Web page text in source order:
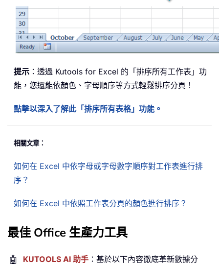
提示 ：透過 Kutools for Excel 的「排序所有工作表」功
能，您還能依顏色、字母順序等方式輕鬆排序分頁！
點擊以深入了解此「排序所有表格」功能。
相關文章：
如何在 Excel 中依字母或字母數字順序對工作表進行排
序？
如何在 Excel 中依照工作表分頁的顏色進行排序？
最佳 Office 生產力工具
🤖 KUTOOLS AI 助手 ：基於以下內容徹底革新數據分